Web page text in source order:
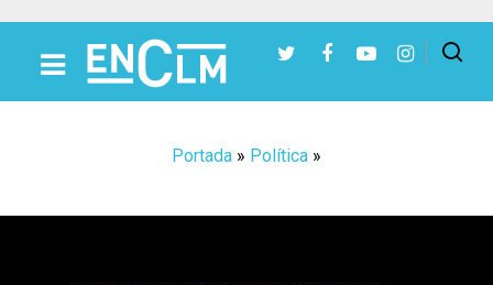
Portada » Política »